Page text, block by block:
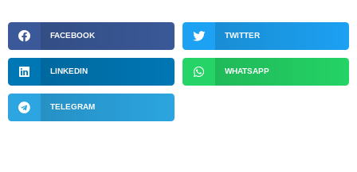
FACEBOOK TWITTER
LINKEDIN WHATSAPP
TELEGRAM